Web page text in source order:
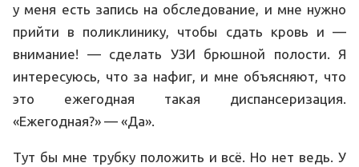
у меня есть запись на обследование, и мне нужно
прийти в поликлинику, чтобы сдать кровь и —
внимание! — сделать УЗИ брюшной полости. Я
интересуюсь, что за нафиг, и мне объясняют, что
это ежегодная такая диспансеризация.
«Ежегодная?» — «Да».
Тут бы мне трубку положить и всё. Но нет ведь. У